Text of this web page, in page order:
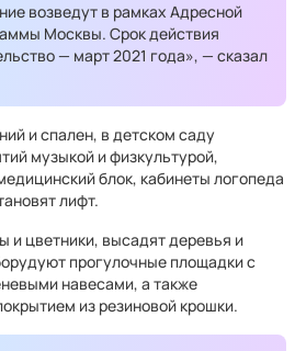
возведут в рамках Адресной
Москвы. Срок действия
— март 2021 года», — сказал
и спален, в детском саду
музыкой и физкультурой,
блок, кабинеты логопеда
лифт.
и цветники, высадят деревья и
прогулочные площадки с
навесами, а также
из резиновой крошки.